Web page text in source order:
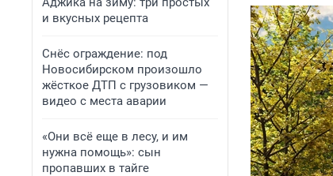
и вкусных рецепта
Снёс ограждение: под
Новосибирском произошло
жёсткое ДТП с грузовиком —
видео с места аварии
«Они всё еще в лесу, и им
нужна помощь»: сын
пропавших в тайге